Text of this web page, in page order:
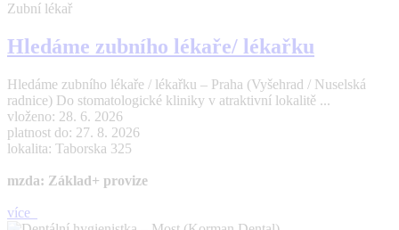
Zubní lékař
Hledáme zubního lékaře/ lékařku
Hledáme zubního lékaře / lékařku – Praha (Vyšehrad / Nuselská
radnice) Do stomatologické kliniky v atraktivní lokalitě ...
vloženo: 28. 6. 2026
platnost do: 27. 8. 2026
lokalita: Taborska 325
mzda: Základ+ provize
více